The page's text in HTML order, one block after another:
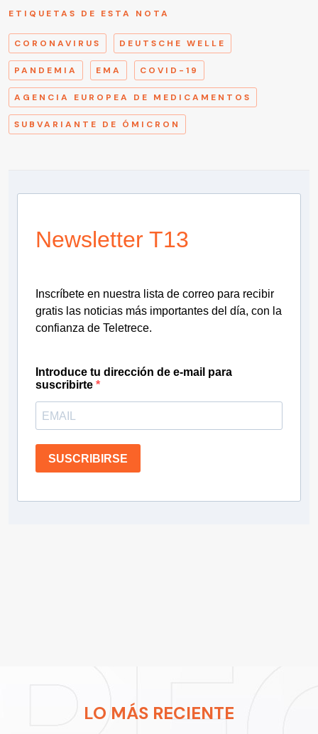
ETIQUETAS DE ESTA NOTA
CORONAVIRUS DEUTSCHE WELLE
PANDEMIA EMA COVID-19
AGENCIA EUROPEA DE MEDICAMENTOS
SUBVARIANTE DE ÓMICRON
Newsletter T13
Inscríbete en nuestra lista de correo para recibir
gratis las noticias más importantes del día, con la
confianza de Teletrece.
Introduce tu dirección de e-mail para
suscribirte
SUSCRIBIRSE
LO MÁS RECIENTE